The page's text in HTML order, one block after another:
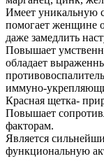
Имеет уникальную
помогает женщине
даже замедлить
Повышает
обладает
иммуно-
Красная щетка-
Повышает
факторам.
Является
функциональную